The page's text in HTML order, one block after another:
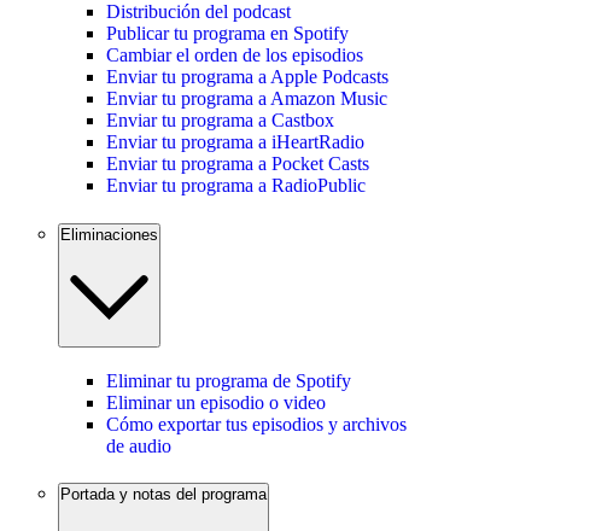
Distribución del podcast
Publicar tu programa en Spotify
Cambiar el orden de los episodios
Enviar tu programa a Apple Podcasts
Enviar tu programa a Amazon Music
Enviar tu programa a Castbox
Enviar tu programa a iHeartRadio
Enviar tu programa a Pocket Casts
Enviar tu programa a RadioPublic
Eliminaciones
Eliminar tu programa de Spotify
Eliminar un episodio o video
Cómo exportar tus episodios y archivos
de audio
Portada y notas del programa